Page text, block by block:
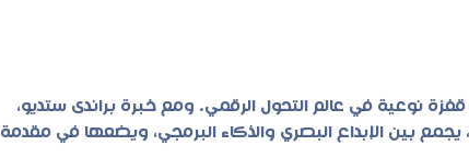
قفزة نوعية في عالم التحول الرقمي. ومع خبرة براندى ستديو،
بين الإبداع البصري والذكاء البرمجي، ويضعها في مقدمة